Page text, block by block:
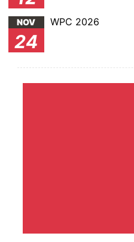
NOV
24
WPC 2026